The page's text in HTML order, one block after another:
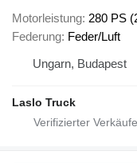
Motorleistung 280 PS
Federung Feder/Luft
Ungarn, Budapest
Laslo Truck